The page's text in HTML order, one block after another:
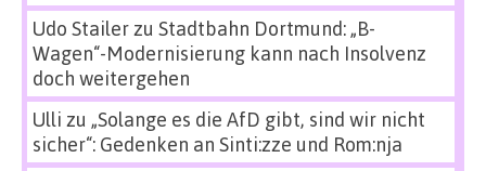
Udo Stailerzu Stadtbahn Dortmund: „B-
Wagen“-Modernisierung kann nach Insolvenz
doch weitergehen
Ulli zu „Solange es die AfD gibt, sind wir nicht
sicher“: Gedenken an Sinti:zze und Rom:nja